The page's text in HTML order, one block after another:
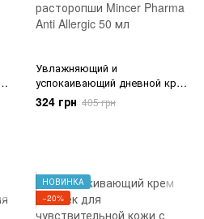
Увлажняющий и
успокаивающий дневной крем
для лица от покраснений для
чувствительной кожи с
Anti Allergic 50 мл
324 грн 405 грн
НОВИНКА
−20%